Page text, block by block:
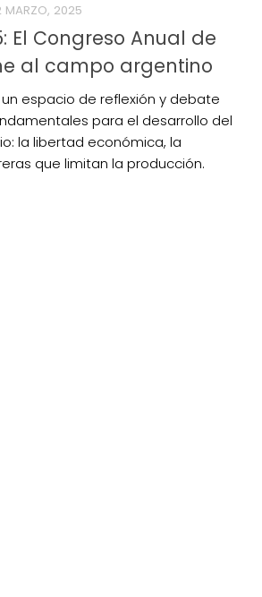
MARZO, 2025
El Congreso Anual de
al campo argentino
espacio de reflexión y debate
para el desarrollo del
la libertad económica, la
que limitan la producción.